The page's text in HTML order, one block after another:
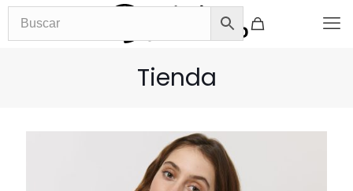
Tienda